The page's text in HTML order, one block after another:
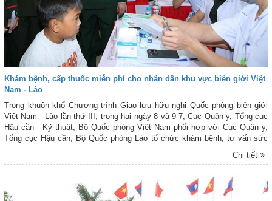
Khám bệnh, cấp thuốc miễn phí cho nhân dân khu vực biên giới Việt
Nam - Lào
Trong khuôn khổ Chương trình Giao lưu hữu nghị Quốc phòng biên giới
Việt Nam - Lào lần thứ III, trong hai ngày 8 và 9-7, Cục Quân y, Tổng cục
Hậu cần - Kỹ thuật, Bộ Quốc phòng Việt Nam phối hợp với Cục Quân y,
Tổng cục Hậu cần, Bộ Quốc phòng Lào tổ chức khám bệnh, tư vấn sức
khỏe, cấp thuốc miễn phí cho nhân dân khu vực biên giới thuộc tỉnh Nghệ
Chi tiết